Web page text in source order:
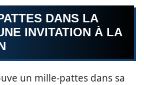
DANS LA
INVITATION À LA
un mille-pattes dans sa